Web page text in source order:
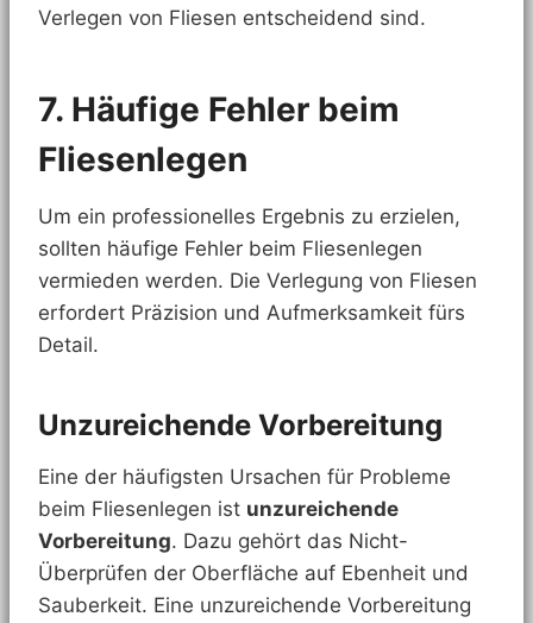
Verlegen von Fliesen entscheidend sind.
7. Häufige Fehler beim
Fliesenlegen
Um ein professionelles Ergebnis zu erzielen,
sollten häufige Fehler beim Fliesenlegen
vermieden werden. Die Verlegung von Fliesen
erfordert Präzision und Aufmerksamkeit fürs
Detail.
Unzureichende Vorbereitung
Eine der häufigsten Ursachen für Probleme
beim Fliesenlegen ist unzureichende
Vorbereitung. Dazu gehört das Nicht-
Überprüfen der Oberfläche auf Ebenheit und
Sauberkeit. Eine unzureichende Vorbereitung